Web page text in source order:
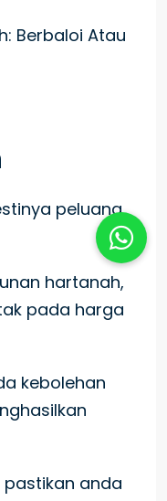
Berbaloi Atau
peluang
hartanah,
pada harga
kebolehan
pastikan anda